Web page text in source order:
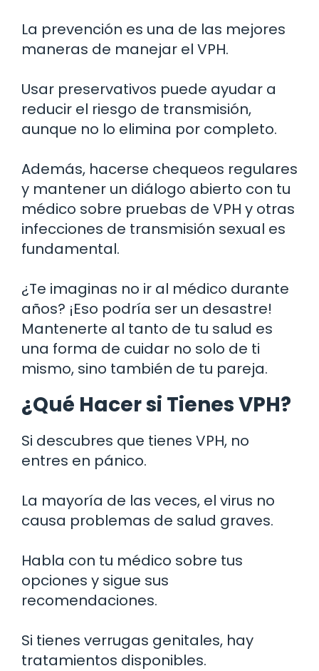
La prevención es una de las mejores
maneras de manejar el VPH.
Usar preservativos puede ayudar a
reducir el riesgo de transmisión,
aunque no lo elimina por completo.
Además, hacerse chequeos regulares
y mantener un diálogo abierto con tu
médico sobre pruebas de VPH y otras
infecciones de transmisión sexual es
fundamental.
¿Te imaginas no ir al médico durante
años? ¡Eso podría ser un desastre!
Mantenerte al tanto de tu salud es
una forma de cuidar no solo de ti
mismo, sino también de tu pareja.
¿Qué Hacer si Tienes VPH?
Si descubres que tienes VPH, no
entres en pánico.
La mayoría de las veces, el virus no
causa problemas de salud graves.
Habla con tu médico sobre tus
opciones y sigue sus
recomendaciones.
Si tienes verrugas genitales, hay
tratamientos disponibles.